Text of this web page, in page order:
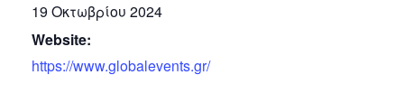
19 Οκτωβρίου 2024
Website:
https://www.globalevents.gr/